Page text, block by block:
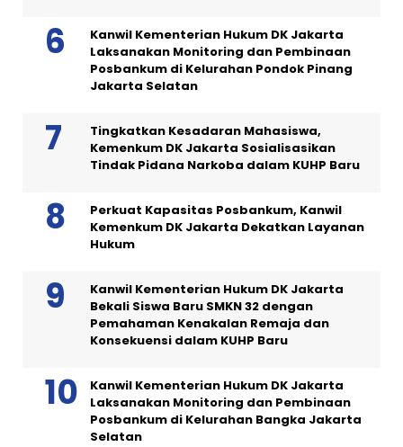
Kanwil Kementerian Hukum DK Jakarta
Laksanakan Monitoring dan Pembinaan
Posbankum di Kelurahan Pondok Pinang
Jakarta Selatan
Tingkatkan Kesadaran Mahasiswa,
Kemenkum DK Jakarta Sosialisasikan
Tindak Pidana Narkoba dalam KUHP Baru
Perkuat Kapasitas Posbankum, Kanwil
Kemenkum DK Jakarta Dekatkan Layanan
Hukum
Kanwil Kementerian Hukum DK Jakarta
Bekali Siswa Baru SMKN 32 dengan
Pemahaman Kenakalan Remaja dan
Konsekuensi dalam KUHP Baru
Kanwil Kementerian Hukum DK Jakarta
Laksanakan Monitoring dan Pembinaan
Posbankum di Kelurahan Bangka Jakarta
Selatan